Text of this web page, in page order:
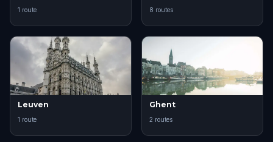
1 route 8 routes
Leuven
1 route
Ghent
2 routes